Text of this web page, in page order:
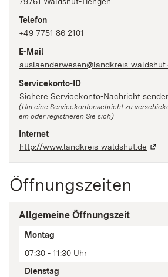
Telefon
+49 7751 86 2101
E-Mail
auslaenderwesen@landkreis-
Servicekonto-ID
Sichere Servicekonto-Nachricht
(Um eine Servicekontonachricht zu
ein oder registrieren Sie sich)
Internet
http://www.landkreis-waldshut.de
Öffnungszeiten
Allgemeine Öffnungszeit
Tag
Zeit(en)
Anmerkung
Montag
07:30 - 11:30 Uhr
Dienstag